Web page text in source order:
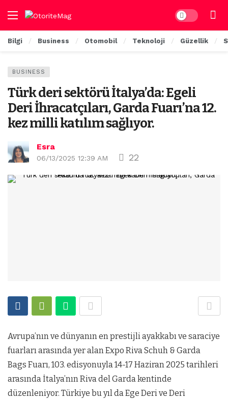
Dark mode
Bilgi Business Otomobil Teknoloji Güzellik
BUSINESS
Türk deri sektörü İtalya’da: Egeli
Deri İhracatçıları, Garda Fuarı’na 12.
kez milli katılım sağlıyor.
Esra
06/13/2025 12:39 AM 22
Avrupa’nın ve dünyanın en prestijli ayakkabı ve saraciye
fuarları arasında yer alan Expo Riva Schuh & Garda
Bags Fuarı, 103. edisyonuyla 14-17 Haziran 2025 tarihleri
arasında İtalya’nın Riva del Garda kentinde
düzenleniyor. Türkiye bu yıl da Ege Deri ve Deri